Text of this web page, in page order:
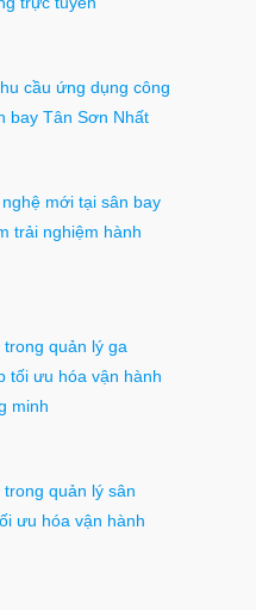
cầu ứng dụng công
bay Tân Sơn Nhất
mới tại sân bay
trải nghiệm hành
quản lý ga
tối ưu hóa vận hành
minh
quản lý sân
ưu hóa vận hành